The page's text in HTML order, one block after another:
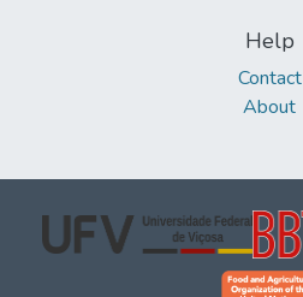
Help
Contact
About